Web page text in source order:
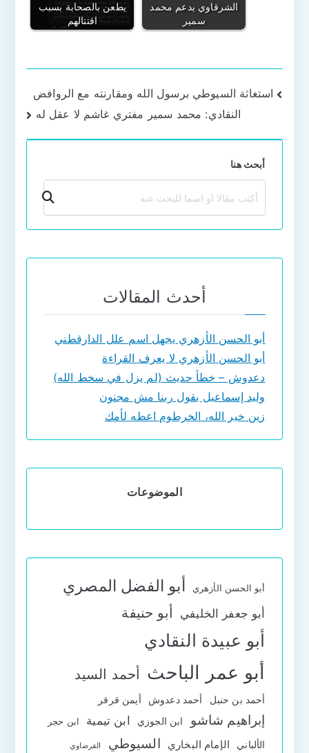
يطعن بالصحابة بسبب
اقتتالهم
الشرقاوي يدعم محمد
سمير
تصفّح
المقالات
استغاثة السيوطي برسول الله ومقارنته مع الروافض
النقادي: محمد سمير مفتري غاشم لا عقل له
أبحث هنا
بحث
أحدث المقالات
أبو الحسن الأزهري يجهل اسم علل الدارقطني
أبو الحسن الأزهري لا يعرف القراءة
دعدوش – خطأ حديث (لم يزل في سخط الله)
وليد إسماعيل يقول ربنا مش مجنون
زين خير الله، الخرطوم اعطه لأمك
الموضوعات
أبو الحسن الأزهري أبو الفضل المصري
أبو جعفر الخليفي أبو حنيفة
أبو عبيدة النقادي
أبو عمر الباحث أحمد السيد
أحمد بن حنبل أحمد دعدوش أيمن قرقر
إبراهيم شاشو ابن الجوزي ابن تيمية ابن حجر
الألباني الإمام البخاري السيوطي القرضاوي